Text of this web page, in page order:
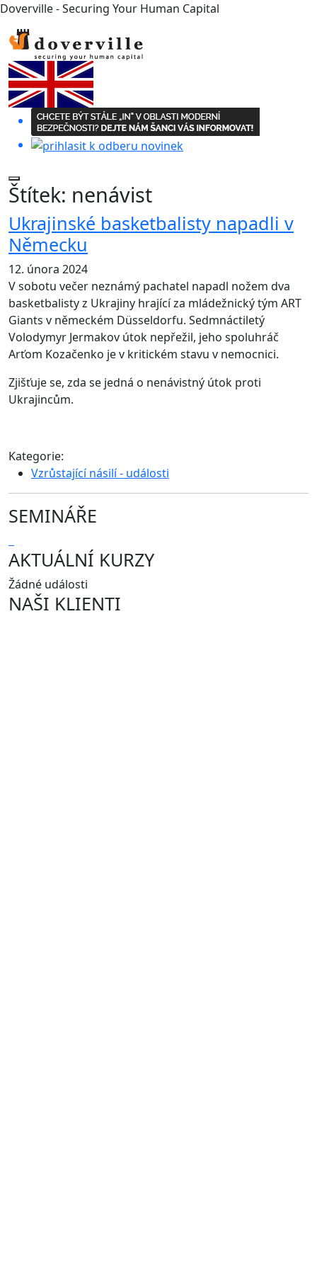
Doverville - Securing Your Human Capital
Štítek: nenávist
Ukrajinské basketbalisty napadli v
Německu
12. února 2024
V sobotu večer neznámý pachatel napadl nožem dva
basketbalisty z Ukrajiny hrající za mládežnický tým ART
Giants v německém Düsseldorfu. Sedmnáctiletý
Volodymyr Jermakov útok nepřežil, jeho spoluhráč
Arťom Kozačenko je v kritickém stavu v nemocnici.
Zjišťuje se, zda se jedná o nenávistný útok proti
Ukrajincům.
Kategorie:
Vzrůstající násilí - události
SEMINÁŘE
AKTUÁLNÍ KURZY
Žádné události
NAŠI KLIENTI